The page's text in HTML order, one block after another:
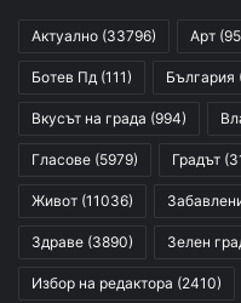
Актуално (33796) Арт
Ботев Пд (111) България
Вкусът на града (994)
Гласове (5979) Градът
Живот (11036)
Здраве (3890) Зелен
Избор на редактора (2410)